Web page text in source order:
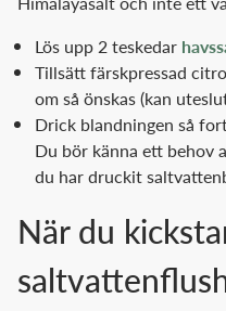
Lös upp 2 teskedar
Tillsätt färskpressad
om så önskas (kan
Drick blandningen så
Du bör känna ett behov
du har druckit
När du